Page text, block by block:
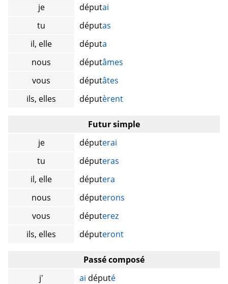
je
députai
tu
députas
il, elle
députa
nous
députâmes
vous
députâtes
ils, elles
députèrent
Futur simple
je
députerai
tu
députeras
il, elle
députera
nous
députerons
vous
députerez
ils, elles
députeront
Passé composé
j'
ai député